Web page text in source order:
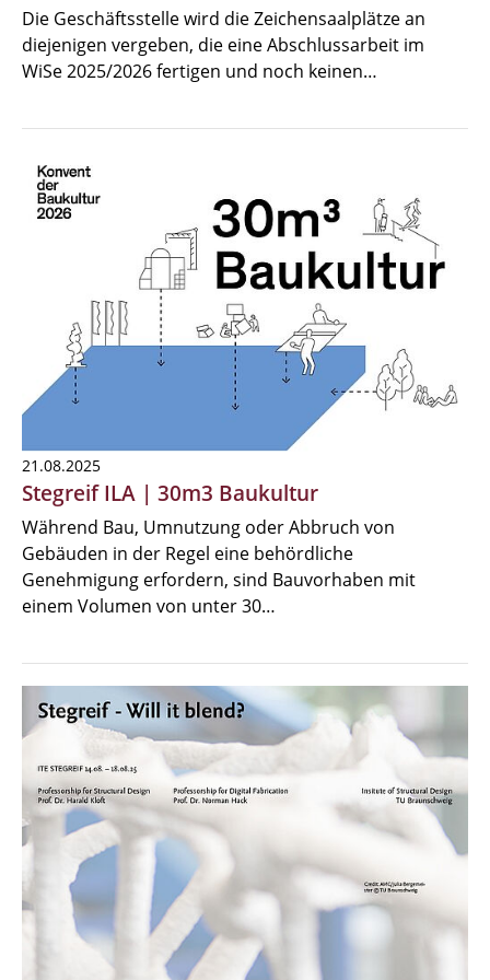
Die Geschäftsstelle wird die Zeichensaalplätze an
diejenigen vergeben, die eine Abschlussarbeit im
WiSe 2025/2026 fertigen und noch keinen…
21.08.2025
Stegreif ILA | 30m3 Baukultur
Während Bau, Umnutzung oder Abbruch von
Gebäuden in der Regel eine behördliche
Genehmigung erfordern, sind Bauvorhaben mit
einem Volumen von unter 30…